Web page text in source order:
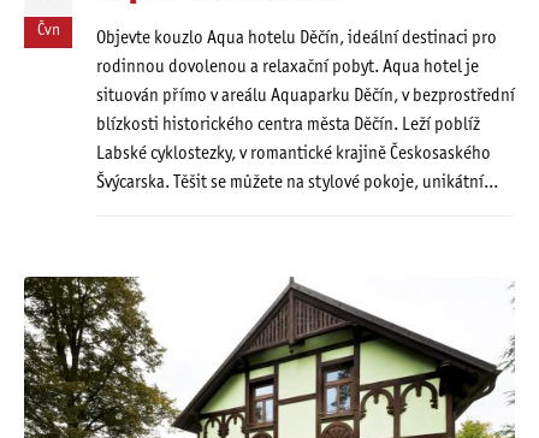
Čvn
Objevte kouzlo Aqua hotelu Děčín, ideální destinaci pro
rodinnou dovolenou a relaxační pobyt. Aqua hotel je
situován přímo v areálu Aquaparku Děčín, v bezprostřední
blízkosti historického centra města Děčín. Leží poblíž
Labské cyklostezky, v romantické krajině Českosaského
Švýcarska. Těšit se můžete na stylové pokoje, unikátní...